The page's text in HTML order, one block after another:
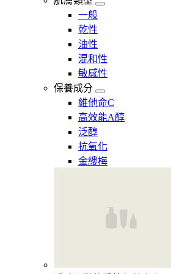
一般
乾性
油性
混和性
敏感性
保養成分
維他命C
高效能A醇
泛醇
抗氧化
金縷梅